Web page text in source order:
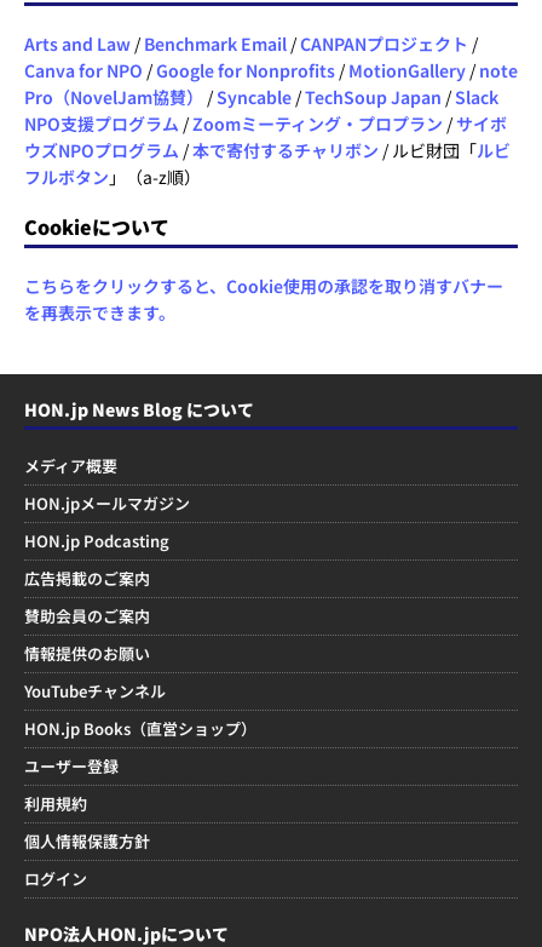
Arts and Law / Benchmark Email /CANPANプロジェクト /
Canva for NPO /Google for Nonprofits / MotionGallery / note
Pro（NovelJam協賛）
/Syncable /TechSoup Japan /Slack
NPO支援プログラム /Zoomミーティング・プロプラン /サイボ
ウズNPOプログラム /本で寄付するチャリボン / ルビ財団「ルビ
フルボタン 」（a-z順）
Cookieについて
こちらをクリックすると、Cookie使用の承認を取り消すバナー
を再表示できます。
HON.jp News Blog について
メディア概要
HON.jpメールマガジン
HON.jp Podcasting
広告掲載のご案内
賛助会員のご案内
情報提供のお願い
YouTubeチャンネル
HON.jp Books（直営ショップ）
ユーザー登録
利用規約
個人情報保護方針
ログイン
NPO法人HON.jpについて